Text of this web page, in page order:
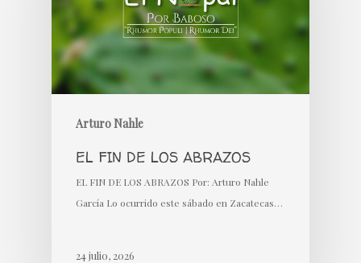
Arturo Nahle
EL FIN DE LOS ABRAZOS
EL FIN DE LOS ABRAZOS Por: Arturo Nahle
García Lo ocurrido este sábado en Zacatecas…
24 julio, 2026